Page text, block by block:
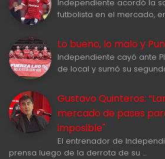
Independiente acordó la
futbolista en el mercado,
Lo bueno, lo malo y
Independiente cayó ante
de local y sumó su
Gustavo Quinteros:
mercado de pases
imposible"
El entrenador de
prensa luego de la derrota de su …